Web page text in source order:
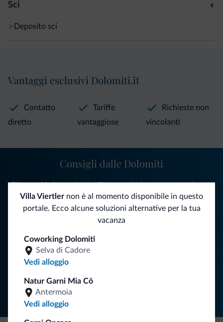
Sci
Deposito sci
Villa Viertler non è al momento disponibile in questo
portale. Ecco alcune soluzioni alternative per la tua
vacanza
Coworking Dolomiti
Selva di Cadore
Vedi alloggio
Natur Garni Mia Cô
Antermoia
Vedi alloggio
Vantaggi esclusivi Dolomiti.it
Contatto
diretto
Tariffe
vantaggiose
Richieste non
vincolanti
Consigli dalle Dolomiti
Riceverai informazioni, offerte esclusive e news per la tua
vacanza nelle Dolomiti.
ISCRIVITI ALLA NEWSLETTER